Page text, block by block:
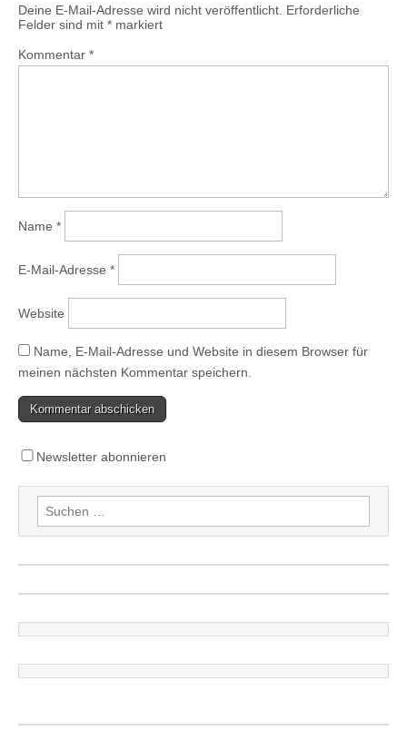
Deine E-Mail-Adresse wird nicht veröffentlicht. Erforderliche
Felder sind mit * markiert
Kommentar *
Name *
E-Mail-Adresse *
Website
Name, E-Mail-Adresse und Website in diesem Browser für
meinen nächsten Kommentar speichern.
Newsletter abonnieren
Suchen
nach: